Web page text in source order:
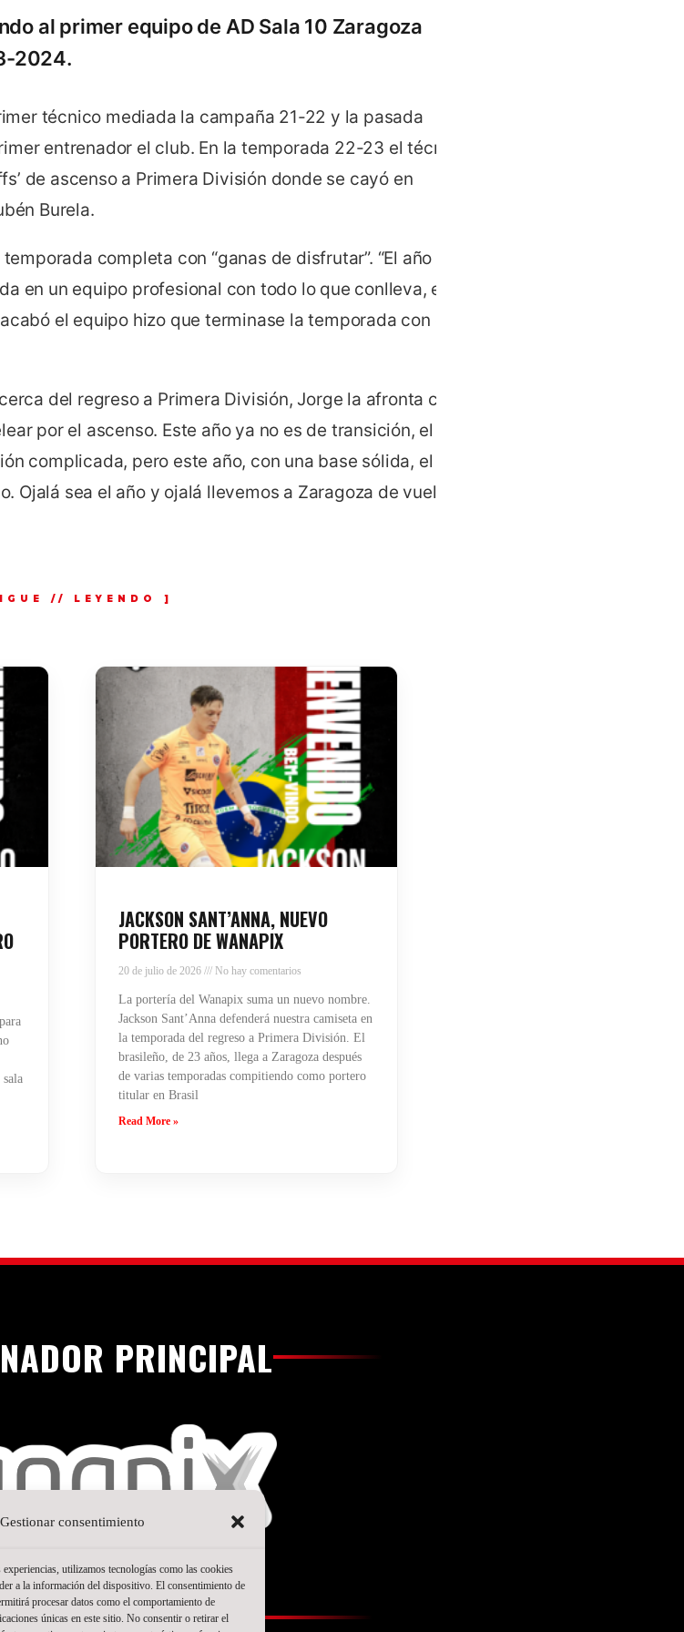
Gestionar consentimiento
experiencias, utilizamos tecnologías como las cookies
a la información del dispositivo. El consentimiento de
procesar datos como el comportamiento de
únicas en este sitio. No consentir o retirar el
al primer equipo de AD Sala 10 Zaragoza
2024.
técnico mediada la campaña 21-22 y la pasada
entrenador el club. En la temporada 22-23 el técnico
de ascenso a Primera División donde se cayó en
Burela.
completa con “ganas de disfrutar”. “El año
en un equipo profesional con todo lo que conlleva, el inicio
el equipo hizo que terminase la temporada con ganas
del regreso a Primera División, Jorge la afronta con un
por el ascenso. Este año ya no es de transición, el año
complicada, pero este año, con una base sólida, el
Ojalá sea el año y ojalá llevemos a Zaragoza de vuelta a
JACKSON SANT’ANNA, NUEVO
PORTERO DE WANAPIX
20 de julio de 2026 No hay comentarios
La portería del Wanapix suma un nuevo nombre.
Jackson Sant’Anna defenderá nuestra camiseta en
la temporada del regreso a Primera División. El
brasileño, de 23 años, llega a Zaragoza después
de varias temporadas compitiendo como portero
titular en Brasil
Read More »
PRINCIPAL
PATROCINADOR